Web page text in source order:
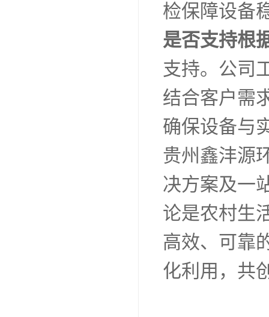
检保障设备
是否支持根
支持。公司
结合客户需
确保设备与
贵州鑫沣源
决方案及一
论是农村生
高效、可靠
化利用，共